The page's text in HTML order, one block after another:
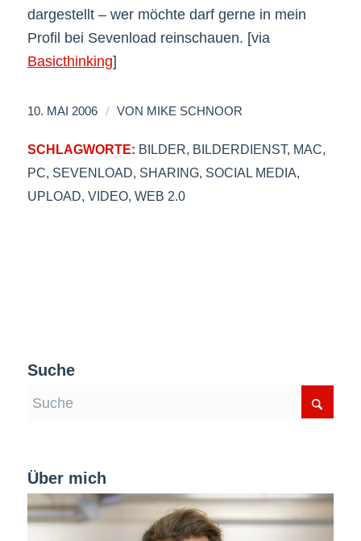
dargestellt – wer möchte darf gerne in mein
Profil bei Sevenload reinschauen. [via
Basicthinking]
10. MAI 2006 / VON MIKE SCHNOOR
SCHLAGWORTE: BILDER, BILDERDIENST, MAC,
PC, SEVENLOAD, SHARING, SOCIAL MEDIA,
UPLOAD, VIDEO, WEB 2.0
Suche
Über mich